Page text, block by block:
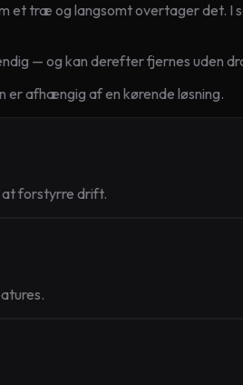
et træ og langsomt overtager det.
— og kan derefter fjernes uden
er afhængig af en kørende løsning.
at forstyrre drift.